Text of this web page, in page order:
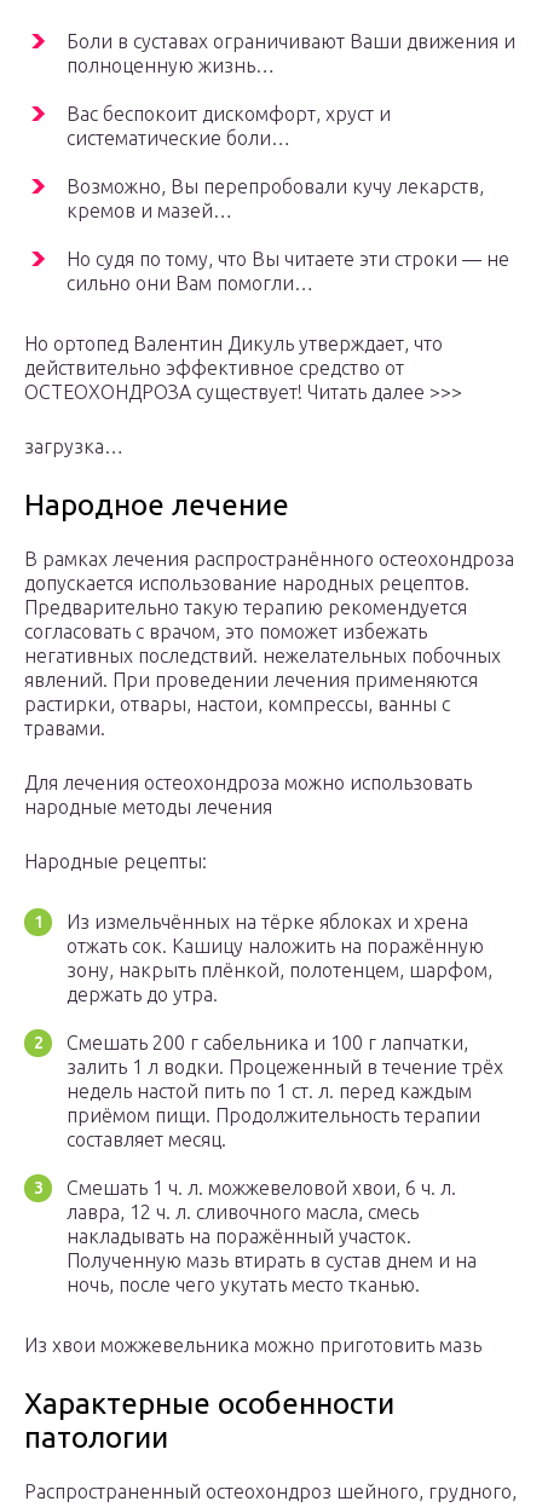
Боли в суставах ограничивают Ваши движения и
полноценную жизнь…
Вас беспокоит дискомфорт, хруст и
систематические боли…
Возможно, Вы перепробовали кучу лекарств,
кремов и мазей…
Но судя по тому, что Вы читаете эти строки — не
сильно они Вам помогли…
Но ортопед Валентин Дикуль утверждает, что
действительно эффективное средство от
ОСТЕОХОНДРОЗА существует! Читать далее >>>
загрузка…
Народное лечение
В рамках лечения распространённого остеохондроза
допускается использование народных рецептов.
Предварительно такую терапию рекомендуется
согласовать с врачом, это поможет избежать
негативных последствий. нежелательных побочных
явлений. При проведении лечения применяются
растирки, отвары, настои, компрессы, ванны с
травами.
Для лечения остеохондроза можно использовать
народные методы лечения
Народные рецепты:
Из измельчённых на тёрке яблоках и хрена
отжать сок. Кашицу наложить на поражённую
зону, накрыть плёнкой, полотенцем, шарфом,
держать до утра.
Смешать 200 г сабельника и 100 г лапчатки,
залить 1 л водки. Процеженный в течение трёх
недель настой пить по 1 ст. л. перед каждым
приёмом пищи. Продолжительность терапии
составляет месяц.
Смешать 1 ч. л. можжевеловой хвои, 6 ч. л.
лавра, 12 ч. л. сливочного масла, смесь
накладывать на поражённый участок.
Полученную мазь втирать в сустав днем и на
ночь, после чего укутать место тканью.
Из хвои можжевельника можно приготовить мазь
Характерные особенности
патологии
Распространенный остеохондроз шейного, грудного,